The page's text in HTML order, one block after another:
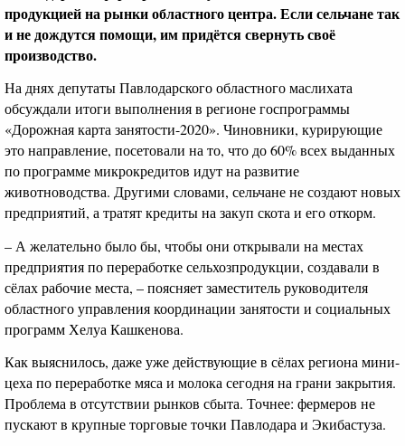
продукцией на рынки областного центра. Если сельчане так
и не дождутся помощи, им придётся свернуть своё
производство.
На днях депутаты Павлодарского областного маслихата
обсуждали итоги выполнения в регионе госпрограммы
«Дорожная карта занятости-2020». Чиновники, курирующие
это направление, посетовали на то, что до 60% всех выданных
по программе микрокредитов идут на развитие
животноводства. Другими словами, сельчане не создают новых
предприятий, а тратят кредиты на закуп скота и его откорм.
– А желательно было бы, чтобы они открывали на местах
предприятия по переработке сельхозпродукции, создавали в
сёлах рабочие места, – поясняет заместитель руководителя
областного управления координации занятости и социальных
программ Хелуа Кашкенова.
Как выяснилось, даже уже действующие в сёлах региона мини-
цеха по переработке мяса и молока сегодня на грани закрытия.
Проблема в отсутствии рынков сбыта. Точнее: фермеров не
пускают в крупные торговые точки Павлодара и Экибастуза.